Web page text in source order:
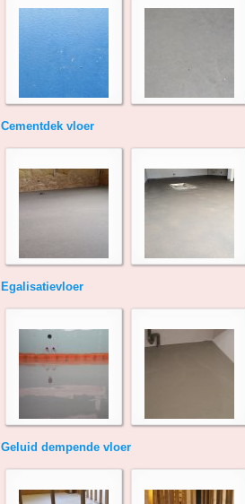
Cementdek vloer
Egalisatievloer
Geluid dempende vloer